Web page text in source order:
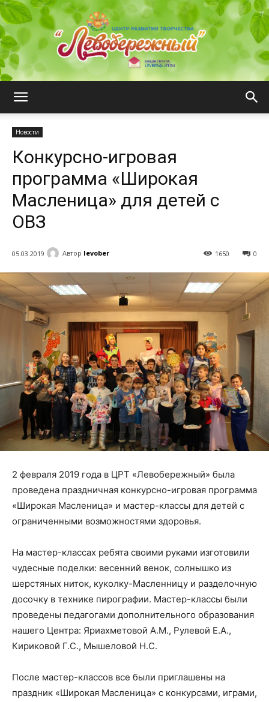
"Левобережный"
Новости
Конкурсно-игровая
программа «Широкая
Масленица» для детей с
ОВЗ
05.03.2019 Автор levober 0
1650
2 февраля 2019 года в ЦРТ «Левобережный» была
проведена праздничная конкурсно-игровая программа
«Широкая Масленица» и мастер-классы для детей с
ограниченными возможностями здоровья.
На мастер-классах ребята своими руками изготовили
чудесные поделки: весенний венок, солнышко из
шерстяных ниток, куколку-Масленницу и разделочную
досочку в технике пирографии. Мастер-классы были
проведены педагогами дополнительного образования
нашего Центра: Яриахметовой А.М., Рулевой Е.А.,
Кириковой Г.С., Мышеловой Н.С.
После мастер-классов все были приглашены на
праздник «Широкая Масленица» с конкурсами, играми,